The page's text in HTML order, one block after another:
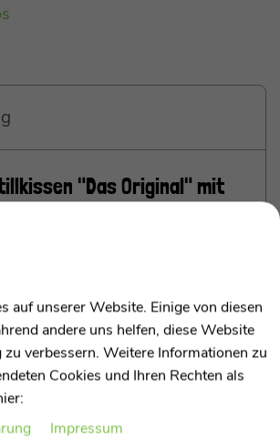
"Das Original" mit
Stillkissen "Das Original" mit
ein beliebtes Stillkissen, das
Eltern entwickelt wurde. Ich
weichen Bezug aus 100 %
Füllung aus Bio-Dinkelspelzen.
auf unserer Website. Einige von diesen
andere uns helfen, diese Website
verbessern. Weitere Informationen zu
Cookies und Ihren Rechten als
Impressum